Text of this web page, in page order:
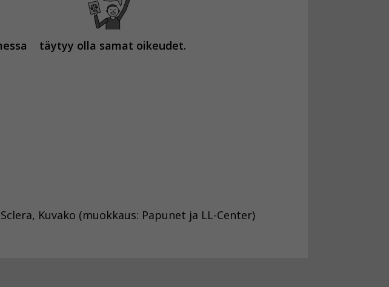
täytyy olla samat oikeudet.
Sclera, Kuvako (muokkaus: Papunet ja LL-Center)